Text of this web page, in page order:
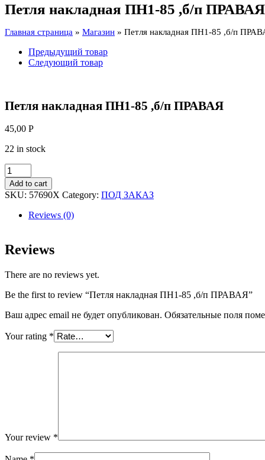
,б/
ПРАВАЯ
Петля накладная ПН1-85 ,б/п ПРАВАЯ
Главная страница » Магазин » Петля накладная ПН1-85 ,б/п
Предыдущий товар
Следующий товар
Петля накладная ПН1-85 ,б/п ПРАВАЯ
45,00 Р
22 in stock
Петля
накладная
ПН1-
85
quantity
Add to cart
SKU: 57690Х Category: ПОД ЗАКАЗ
Reviews (0)
Reviews
There are no reviews yet.
Be the first to review “Петля накладная ПН1-85 ,б/п ПРАВАЯ”
Ваш адрес email не будет опубликован. Обязательные поля
Your rating *
Your review *